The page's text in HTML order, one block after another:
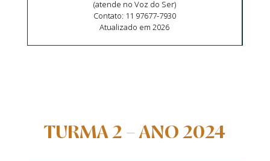
(atende no Voz do Ser)
Contato: 11 97677-7930
Atualizado em 2026
TURMA 2 – ANO 2024